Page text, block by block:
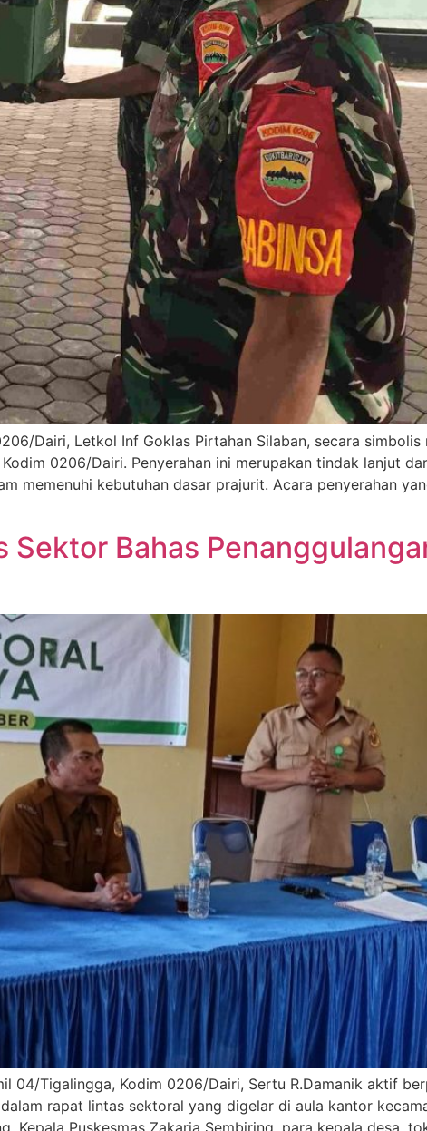
Dairi, Letkol Inf Goklas Pirtahan Silaban, secara
0206/Dairi. Penyerahan ini merupakan tindak lanjut
memenuhi kebutuhan dasar prajurit. Acara penyerahan
Sektor Bahas
04/Tigalingga, Kodim 0206/Dairi, Sertu R.Damanik aktif
rapat lintas sektoral yang digelar di aula kantor
Kepala Puskesmas Zakaria Sembiring, para kepala desa,